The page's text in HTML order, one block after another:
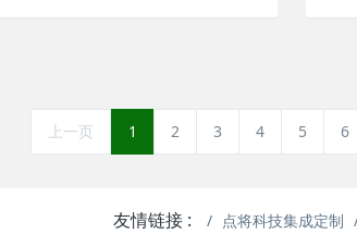
上一页 1 2 3 4 5 6
友情链接 : 点将科技集成定制